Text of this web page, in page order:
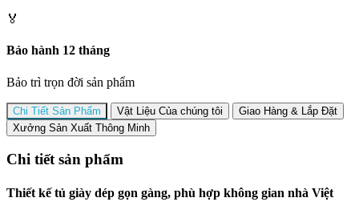
🏅
Bảo hành 12 tháng
Bảo trì trọn đời sản phẩm
Chi Tiết Sản Phẩm Vật Liệu Của chúng tôi
Giao Hàng & Lắp Đặt
Xưởng Sản Xuất Thông Minh
Chi tiết sản phẩm
Thiết kế tủ giày dép gọn gàng, phù hợp không gian nhà Việt